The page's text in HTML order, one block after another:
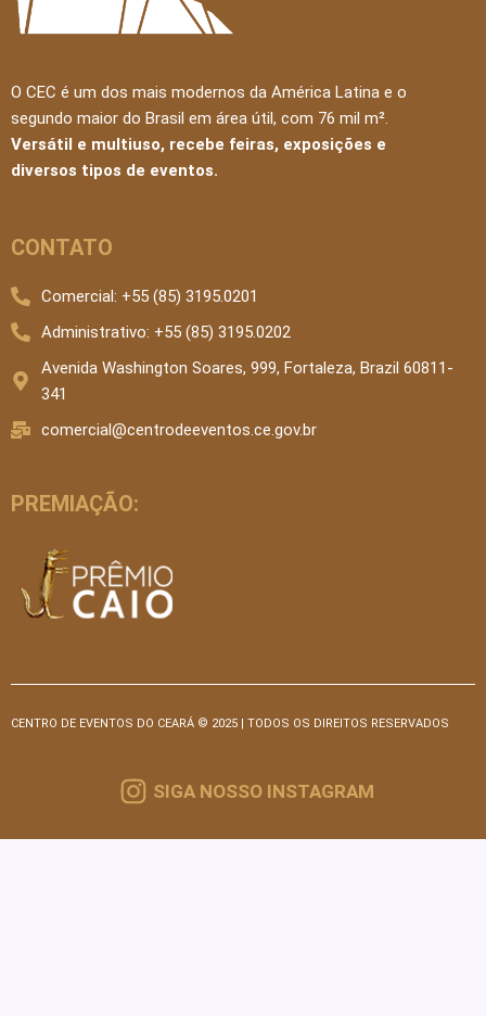
O CEC é um dos mais modernos da América Latina e o
segundo maior do Brasil em área útil, com 76 mil m².
Versátil e multiuso, recebe feiras, exposições e
diversos tipos de eventos.
CONTATO
Comercial: +55 (85) 3195.0201
Administrativo: +55 (85) 3195.0202
Avenida Washington Soares, 999, Fortaleza, Brazil 60811-
341
comercial@centrodeeventos.ce.gov.br
PREMIAÇÃO:
CENTRO DE EVENTOS DO CEARÁ © 2025 | TODOS OS DIREITOS RESERVADOS
SIGA NOSSO INSTAGRAM